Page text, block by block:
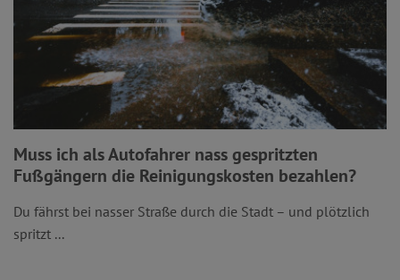
Muss ich als Autofahrer nass gespritzten
Fußgängern die Reinigungskosten bezahlen?
Du fährst bei nasser Straße durch die Stadt – und plötzlich
spritzt ...